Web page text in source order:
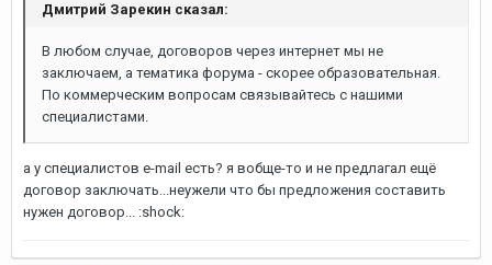
Дмитрий Зарекин сказал:
В любом случае, договоров через интернет мы не
заключаем, а тематика форума - скорее образовательная.
По коммерческим вопросам связывайтесь с нашими
специалистами.
а у специалистов e-mail есть? я вобще-то и не предлагал ещё
договор заключать...неужели что бы предложения составить
нужен договор... :shock: